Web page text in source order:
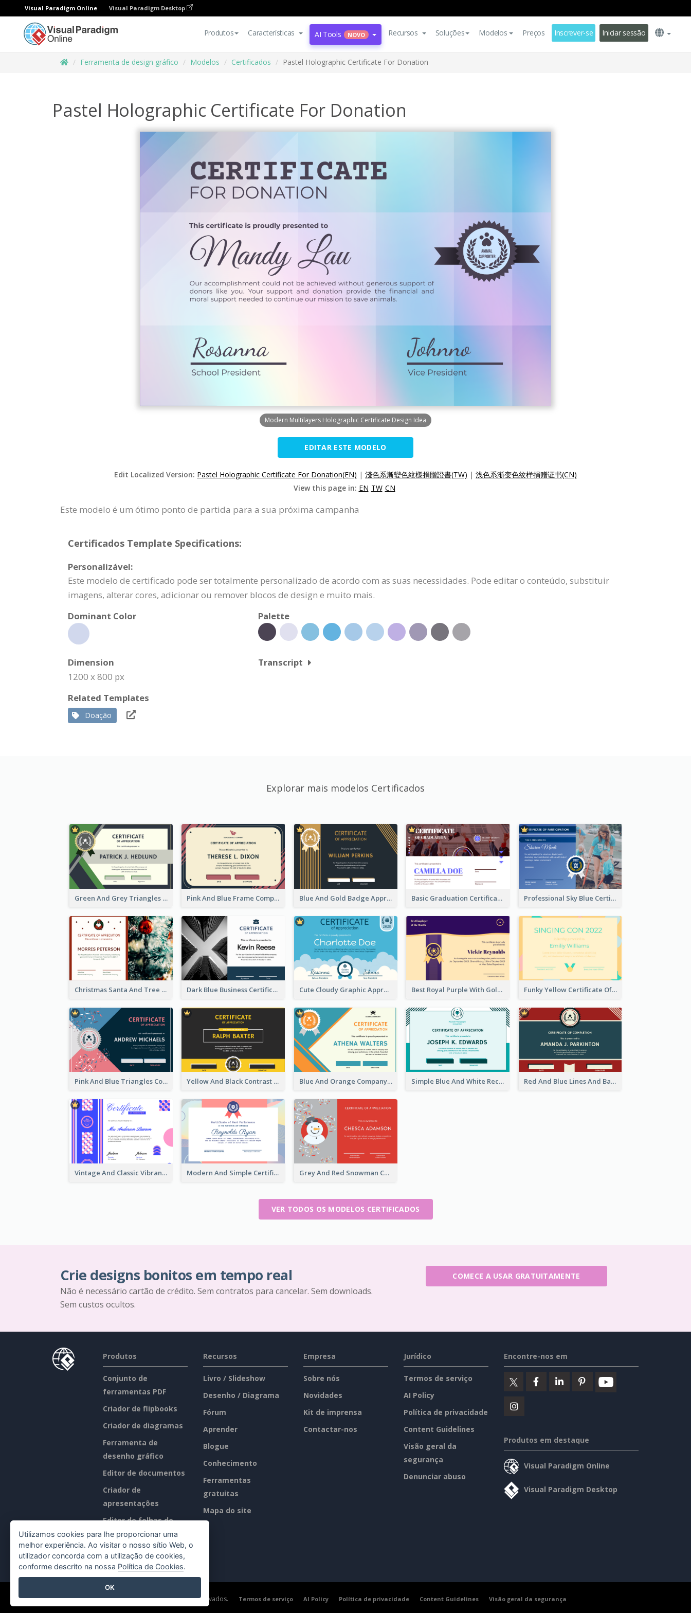
Visual Paradigm Online Visual Paradigm Desktop
Produtos Características AI Tools NOVO Recursos Soluções Modelos Preços Inscrever-se Iniciar sessão
Ferramenta de design gráfico Modelos Certificados Pastel Holographic Certificate For Donation
Pastel Holographic Certificate For Donation
Modern Multilayers Holographic Certificate Design Idea
EDITAR ESTE MODELO
Edit Localized Version: Pastel Holographic Certificate For Donation(EN) | 淺色系漸變色紋樣捐贈證書(TW) | 浅色系渐变色纹样捐赠证书(CN)
View this page in: EN TW CN
Este modelo é um ótimo ponto de partida para a sua próxima campanha
Certificados Template Specifications:
Personalizável:
Este modelo de certificado pode ser totalmente personalizado de acordo com as suas necessidades. Pode editar o conteúdo, substituir
imagens, alterar cores, adicionar ou remover blocos de design e muito mais.
Dominant Color
Palette
Dimension
1200 x 800 px
Transcript
Related Templates
Doação
Explorar mais modelos Certificados
Green And Grey Triangles With Badge Certificate Pink And Blue Frame Company Certificate Blue And Gold Badge Appreciation Certificate Basic Graduation Certificate With Campus Photo Design Professional Sky Blue Certificate Design Template
Christmas Santa And Tree Photo Certificate Dark Blue Business Certificate Cute Cloudy Graphic Appreciation Certificate Design Best Royal Purple With Gold Ribbon Certificate Design Funky Yellow Certificate Of Singing Content Champion
Pink And Blue Triangles Confetti Celebration Certificate Yellow And Black Contrast Simple Certificate Blue And Orange Company Triangles With Badge Certificate Simple Blue And White Rectangle Certificate Red And Blue Lines And Badge Completion Certificate
Vintage And Classic Vibrant Certificate Design Ideas Modern And Simple Certificate Design Template Grey And Red Snowman Cartoon Certificate
VER TODOS OS MODELOS CERTIFICADOS
Crie designs bonitos em tempo real
Não é necessário cartão de crédito. Sem contratos para cancelar. Sem downloads.
Sem custos ocultos.
COMECE A USAR GRATUITAMENTE
Produtos
Conjunto de
ferramentas PDF
Criador de flipbooks
Criador de diagramas
Ferramenta de
desenho gráfico
Editor de documentos
Criador de
apresentações
Editor de folhas de
cálculo
Preços
Recursos
Livro / Slideshow
Desenho / Diagrama
Fórum
Aprender
Blogue
Conhecimento
Ferramentas
gratuitas
Mapa do site
Empresa
Sobre nós
Novidades
Kit de imprensa
Contactar-nos
Jurídico
Termos de serviço
AI Policy
Política de privacidade
Content Guidelines
Visão geral da
segurança
Denunciar abuso
Encontre-nos em
Produtos em destaque
Visual Paradigm Online
Visual Paradigm Desktop
©2026 by Visual Paradigm. Todos os direitos reservados. Termos de serviço AI Policy Política de privacidade Content Guidelines Visão geral da segurança
Utilizamos cookies para lhe proporcionar uma
melhor experiência. Ao visitar o nosso sítio Web, o
utilizador concorda com a utilização de cookies,
conforme descrito na nossa Política de Cookies.
OK